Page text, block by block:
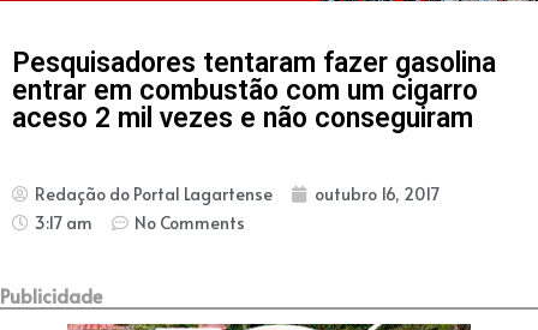
Pesquisadores tentaram fazer gasolina
entrar em combustão com um cigarro
aceso 2 mil vezes e não conseguiram
Redação do Portal Lagartense
outubro 16, 2017
3:17 am
No Comments
Publicidade